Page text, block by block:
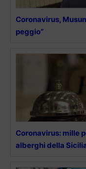
Coronavirus,
peggio”
Coronavirus: mille
alberghi della